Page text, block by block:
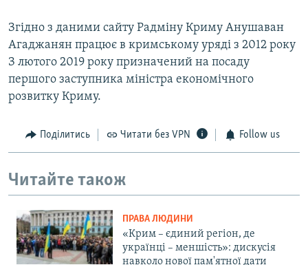
Згідно з даними сайту Радміну Криму Анушаван
Агаджанян працює в кримському уряді з 2012 року
З лютого 2019 року призначений на посаду
першого заступника міністра економічного
розвитку Криму.
Поділитись Читати без VPN Follow us
Читайте також
ПРАВА ЛЮДИНИ
«Крим – єдиний регіон, де
українці – меншість»: дискусія
навколо нової пам'ятної дати